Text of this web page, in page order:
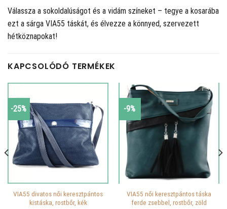
Válassza a sokoldalúságot és a vidám színeket – tegye a kosarába
ezt a sárga VIA55 táskát, és élvezze a könnyed, szervezett
hétköznapokat!
KAPCSOLÓDÓ TERMÉKEK
-25%
VIA55 divatos női keresztpántos
kistáska, rostbőr, kék
-9%
VIA55 női keresztpántos táska
ferde zsebbel, rostbőr, zöld